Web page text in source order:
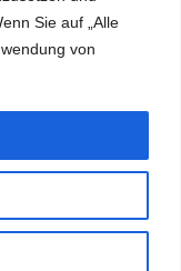
Sie auf „Alle
von